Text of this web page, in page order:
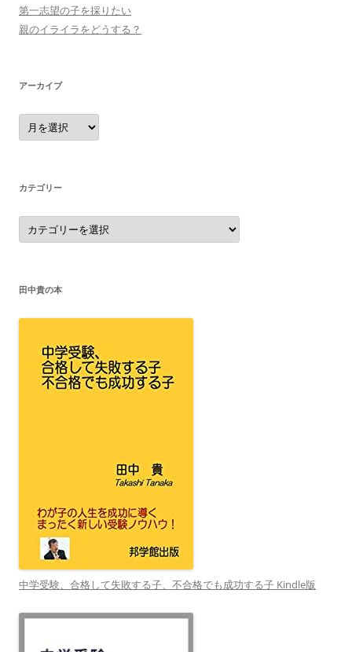
第一志望の子を採りたい
親のイライラをどうする？
アーカイブ
ア
ー
カ
カテゴリー
カ
テ
ゴ
田中貴の本
中学受験、合格して失敗する子、不合格でも成功する子 Kindle版